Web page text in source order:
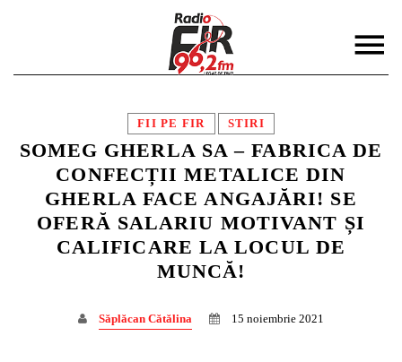
CAUTA IN SITE:
DISTRIBUIE PAGINA PE:
Twitter
FII PE FIR STIRI
SOMEG GHERLA SA – FABRICA DE
CONFECȚII METALICE DIN
GHERLA FACE ANGAJĂRI! SE
OFERĂ SALARIU MOTIVANT ȘI
CALIFICARE LA LOCUL DE
MUNCĂ!
Săplăcan Cătălina 15 noiembrie 2021